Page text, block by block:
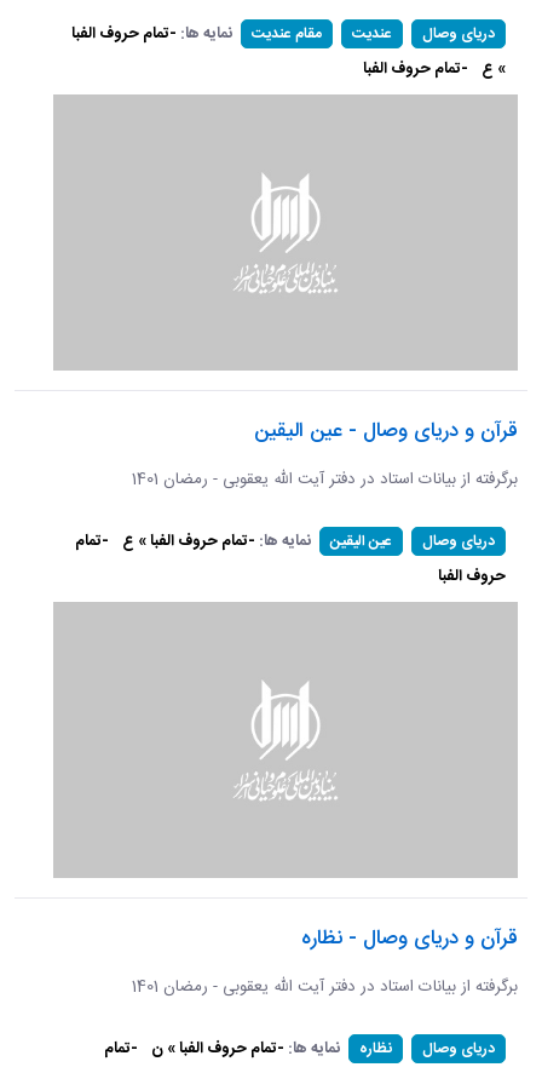
دریای وصال عندیت مقام عندیت نمایه ها: -تمام حروف الفبا
» ع -تمام حروف الفبا
قرآن و دریای وصال - عین الیقین
برگرفته از بیانات استاد در دفتر آیت الله یعقوبی - رمضان 1401
دریای وصال عین الیقین نمایه ها: -تمام حروف الفبا » ع -تمام
حروف الفبا
قرآن و دریای وصال - نظاره
برگرفته از بیانات استاد در دفتر آیت الله یعقوبی - رمضان 1401
دریای وصال نظاره نمایه ها: -تمام حروف الفبا » ن -تمام